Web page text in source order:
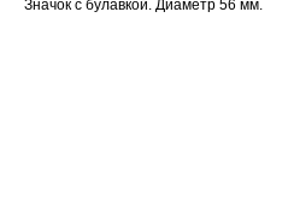
Значок с булавкой. Диаметр 56 мм.